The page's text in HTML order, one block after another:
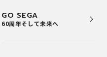
GO SEGA
60周年そして未来へ